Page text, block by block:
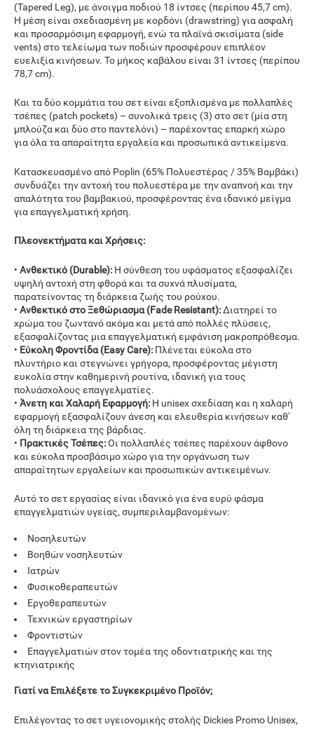
(Tapered Leg), με άνοιγμα ποδιού 18 ίντσες (περίπου 45,7 cm).
Η μέση είναι σχεδιασμένη με κορδόνι (drawstring) για ασφαλή
και προσαρμόσιμη εφαρμογή, ενώ τα πλαϊνά σκισίματα (side
vents) στο τελείωμα των ποδιών προσφέρουν επιπλέον
ευελιξία κινήσεων. Το μήκος καβάλου είναι 31 ίντσες (περίπου
78,7 cm).
Και τα δύο κομμάτια του σετ είναι εξοπλισμένα με πολλαπλές
τσέπες (patch pockets) – συνολικά τρεις (3) στο σετ (μία στη
μπλούζα και δύο στο παντελόνι) – παρέχοντας επαρκή χώρο
για όλα τα απαραίτητα εργαλεία και προσωπικά αντικείμενα.
Κατασκευασμένο από Poplin (65% Πολυεστέρας / 35% Βαμβάκι)
συνδυάζει την αντοχή του πολυεστέρα με την αναπνοή και την
απαλότητα του βαμβακιού, προσφέροντας ένα ιδανικό μείγμα
για επαγγελματική χρήση.
Πλεονεκτήματα και Χρήσεις:
• Ανθεκτικό (Durable): Η σύνθεση του υφάσματος εξασφαλίζει
υψηλή αντοχή στη φθορά και τα συχνά πλυσίματα,
παρατείνοντας τη διάρκεια ζωής του ρούχου.
• Ανθεκτικό στο Ξεθώριασμα (Fade Resistant):Διατηρεί το
χρώμα του ζωντανό ακόμα και μετά από πολλές πλύσεις,
εξασφαλίζοντας μια επαγγελματική εμφάνιση μακροπρόθεσμα.
• Εύκολη Φροντίδα (Easy Care): Πλένεται εύκολα στο
πλυντήριο και στεγνώνει γρήγορα, προσφέροντας μέγιστη
ευκολία στην καθημερινή ρουτίνα, ιδανική για τους
πολυάσχολους επαγγελματίες.
• Άνετη και Χαλαρή Εφαρμογή: Η unisex σχεδίαση και η χαλαρή
εφαρμογή εξασφαλίζουν άνεση και ελευθερία κινήσεων καθ'
όλη τη διάρκεια της βάρδιας.
• Πρακτικές Τσέπες:Οι πολλαπλές τσέπες παρέχουν άφθονο
και εύκολα προσβάσιμο χώρο για την οργάνωση των
απαραίτητων εργαλείων και προσωπικών αντικειμένων.
Αυτό το σετ εργασίας είναι ιδανικό για ένα ευρύ φάσμα
επαγγελματιών υγείας, συμπεριλαμβανομένων:
Νοσηλευτών
Βοηθών νοσηλευτών
Ιατρών
Φυσικοθεραπευτών
Εργοθεραπευτών
Τεχνικών εργαστηρίων
Φροντιστών
Επαγγελματιών στον τομέα της οδοντιατρικής και της
κτηνιατρικής
Γιατί να Επιλέξετε το Συγκεκριμένο Προϊόν;
Επιλέγοντας το σετ υγειονομικής στολής Dickies Promo Unisex,